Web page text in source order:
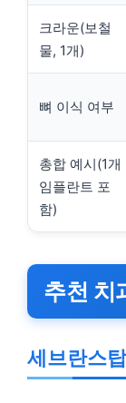
크라운(보철
물, 1개)
뼈 이식 여부
총합 예시(1개
임플란트 포
함)
추천 치
세브란스